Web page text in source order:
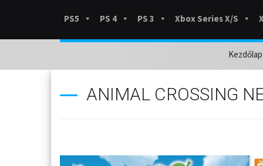
PS5 PS 4 PS 3 Xbox Series X/S
Kezdőlap
ANIMAL CROSSING